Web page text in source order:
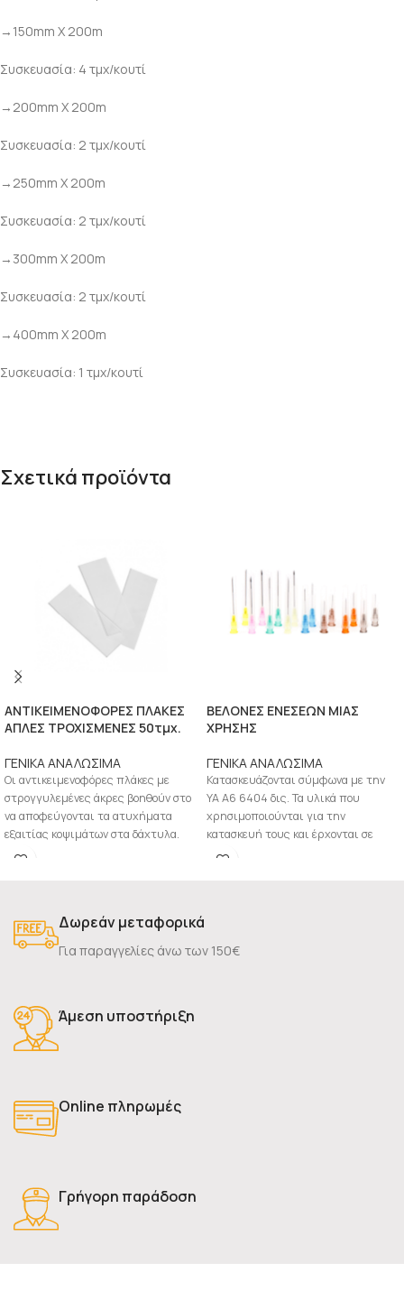
→150mm Χ 200m
Συσκευασία: 4 τμχ/κουτί
→200mm Χ 200m
Συσκευασία: 2 τμχ/κουτί
→250mm Χ 200m
Συσκευασία: 2 τμχ/κουτί
→300mm Χ 200m
Συσκευασία: 2 τμχ/κουτί
→400mm Χ 200m
Συσκευασία: 1 τμχ/κουτί
Σχετικά προϊόντα
ΑΝΤΙΚΕΙΜΕΝΟΦΟΡΕΣ ΠΛΑΚΕΣ
ΑΠΛΕΣ ΤΡΟΧΙΣΜΕΝΕΣ 50τμχ.
ΓΕΝΙΚΑ ΑΝΑΛΩΣΙΜΑ
Οι αντικειμενοφόρες πλάκες με
στρογγυλεμένες άκρες βοηθούν στο
να αποφεύγονται τα ατυχήματα
εξαιτίας κοψιμάτων στα δάχτυλα.
Ειδικά χρησιμοποιούνται για την
ΒΕΛΟΝΕΣ ΕΝΕΣΕΩΝ ΜΙΑΣ
ΧΡΗΣΗΣ
ΓΕΝΙΚΑ ΑΝΑΛΩΣΙΜΑ
Κατασκευάζονται σύμφωνα με την
ΥΑ Α6 6404 δις. Τα υλικά που
χρησιμοποιούνται για την
κατασκευή τους και έρχονται σε
επαφή
Δωρεάν μεταφορικά
Για παραγγελίες άνω των 150€
Άμεση υποστήριξη
Online πληρωμές
Γρήγορη παράδοση